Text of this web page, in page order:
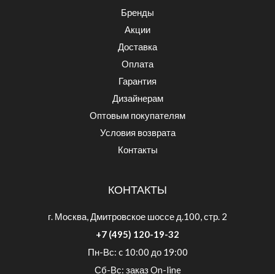
Бренды
Акции
Доставка
Оплата
Гарантия
Дизайнерам
Оптовым покупателям
Условия возврата
Контакты
КОНТАКТЫ
г. Москва, Дмитровское шоссе д.100, стр. 2
+7 (495) 120-19-32
Пн-Вс: c 10:00 до 19:00
Сб-Вс: заказ On-line